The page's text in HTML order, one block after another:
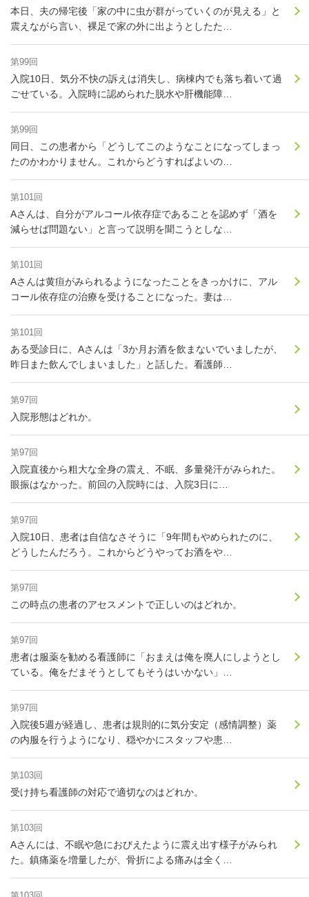
本日、夫の帰宅後「家の中に虫が群がっていくのが見える」と
震えながら言い、裸足で家の外に出ようとしたた…
第99回
入院10日、気分不快の訴えは消失し、病棟内でも落ち着いて過
ごせている。入院時に認められた脱水や肝機能障…
第99回
同日、この患者から「どうしてこのようなことになってしまっ
たのかわかりません。これからどうすればよいの…
第101回
Aさんは、自分がアルコール依存症であることを認めず「酒を
減らせば問題ない」と言って説明を聞こうとしな…
第101回
Aさんは黄疸がみられるようになったことをきっかけに、アル
コール依存症の治療を受けることになった。妻は…
第101回
ある受診日に、Aさんは「3か月お酒を飲まないでいましたが、
昨日また飲んでしまいました」と話した。看護師…
第97回
入院形態はどれか。
第97回
入院直後から粗大な全身の震え、不眠、多量発汗がみられた。
眼振はなかった。前回の入院時には、入院3日に…
第97回
入院10日、患者は自信なさそうに「9年間もやめられたのに、
どうしたんだろう。これからどうやってお酒をや…
第97回
この時点の患者のアセスメントで正しいのはどれか。
第97回
患者は服薬を勧める看護師に「おまえは俺を廃人にしようとし
ている。俺をだまそうとしてもそうはいかない」…
第97回
入院後5週が経過し、患者は規則的に気分安定（感情調整）薬
の内服を行うようになり、穏やかにスタッフや患…
第103回
受け持ち看護師の対応で適切なのはどれか。
第103回
Aさんには、不眠や急におびえたように震え出す様子がみられ
た。鎮痛薬を増量したが、骨折による痛みは全く…